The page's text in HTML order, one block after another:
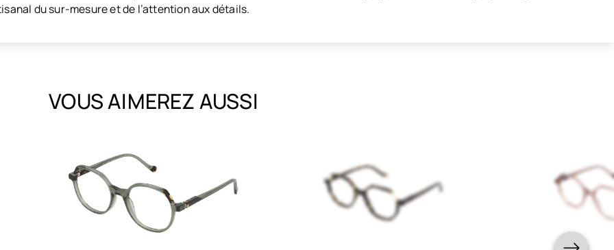
du sur-mesure et de l’attention aux détails.
VOUS AIMEREZ AUSSI